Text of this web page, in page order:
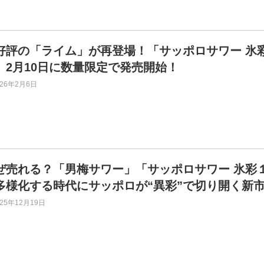
評の「ライム」が再登場！「サッポロサワー 氷
2月10日に数量限定で発売開始！
年2月6日
売れる？「男梅サワー」「サッポロサワー 氷
様化する時代にサッポロが“異彩”で切り開く新
年12月19日